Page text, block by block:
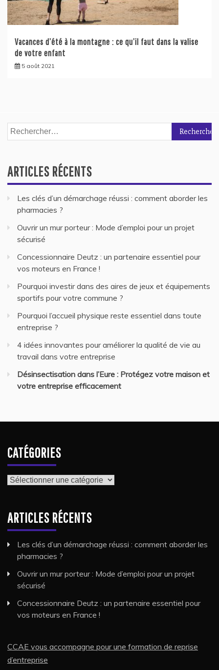
Vacances d’été à la montagne : ce qu’il faut dans la valise
de votre enfant
5 août 2021
Rechercher :
ARTICLES RÉCENTS
Les clés d’un démarchage réussi : comment aborder les
pharmacies ?
Ouvrir un mur porteur : Mode d’emploi pour un projet
sécurisé
Concessionnaire Deutz : un partenaire essentiel pour
vos moteurs en France !
Pourquoi investir dans des aires de jeux et équipements
sportifs pour votre commune ?
Pourquoi l’accueil physique reste essentiel dans toute
entreprise ?
4 idées innovantes pour améliorer la qualité de vie au
travail dans votre entreprise
Désinsectisation dans l’Eure : Protégez votre maison et
votre entreprise efficacement
CATÉGORIES
Catégories
ARTICLES RÉCENTS
Les clés d’un démarchage réussi : comment aborder les
pharmacies ?
Ouvrir un mur porteur : Mode d’emploi pour un projet
sécurisé
Concessionnaire Deutz : un partenaire essentiel pour
vos moteurs en France !
CCAE vous accompagne pour une formation de reprise
d’entreprise